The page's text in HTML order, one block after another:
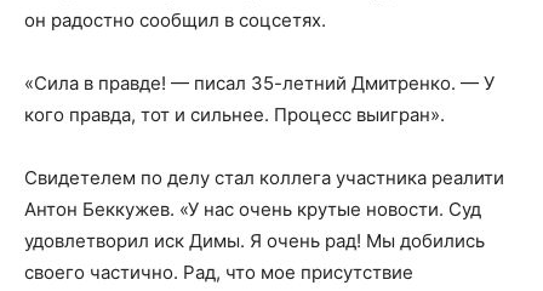
он радостно сообщил в соцсетях.
«Сила в правде! — писал 35-летний Дмитренко. — У
кого правда, тот и сильнее. Процесс выигран».
Свидетелем по делу стал коллега участника реалити
Антон Беккужев. «У нас очень крутые новости. Суд
удовлетворил иск Димы. Я очень рад! Мы добились
своего частично. Рад, что мое присутствие